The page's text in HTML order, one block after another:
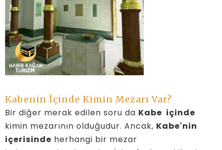
Kabenin İçinde Kimin Mezarı Var?
Bir diğer merak edilen soru da Kabe içinde
kimin mezarının olduğudur. Ancak, Kabe'nin
içerisinde herhangi bir mezar